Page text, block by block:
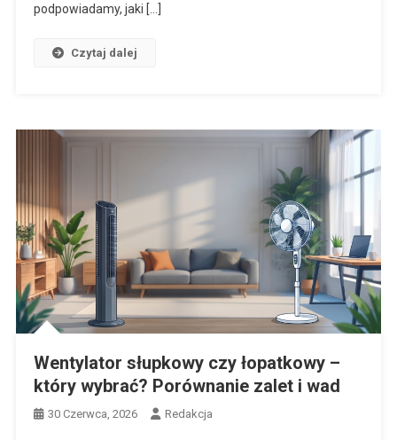
podpowiadamy, jaki […]
Czytaj dalej
Wentylator słupkowy czy łopatkowy –
który wybrać? Porównanie zalet i wad
30 Czerwca, 2026 Redakcja